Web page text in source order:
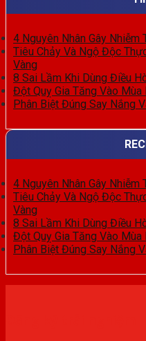
4 Nguyên Nhân Gây Nhiễm
Tiêu Chảy Và Ngộ Độc
Vàng
8 Sai Lầm Khi Dùng Điều
Đột Quỵ Gia Tăng Vào Mùa
Phân Biệt Đúng Say Nắng
4 Nguyên Nhân Gây Nhiễm
Tiêu Chảy Và Ngộ Độc
Vàng
8 Sai Lầm Khi Dùng Điều
Đột Quỵ Gia Tăng Vào Mùa
Phân Biệt Đúng Say Nắng